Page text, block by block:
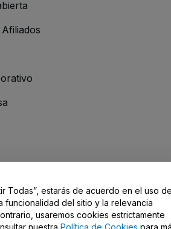
/ Contacto
Todas”, estarás de acuerdo en el uso
funcionalidad del sitio y la relevancia
usaremos cookies estrictamente
nuestra Política de Cookies para